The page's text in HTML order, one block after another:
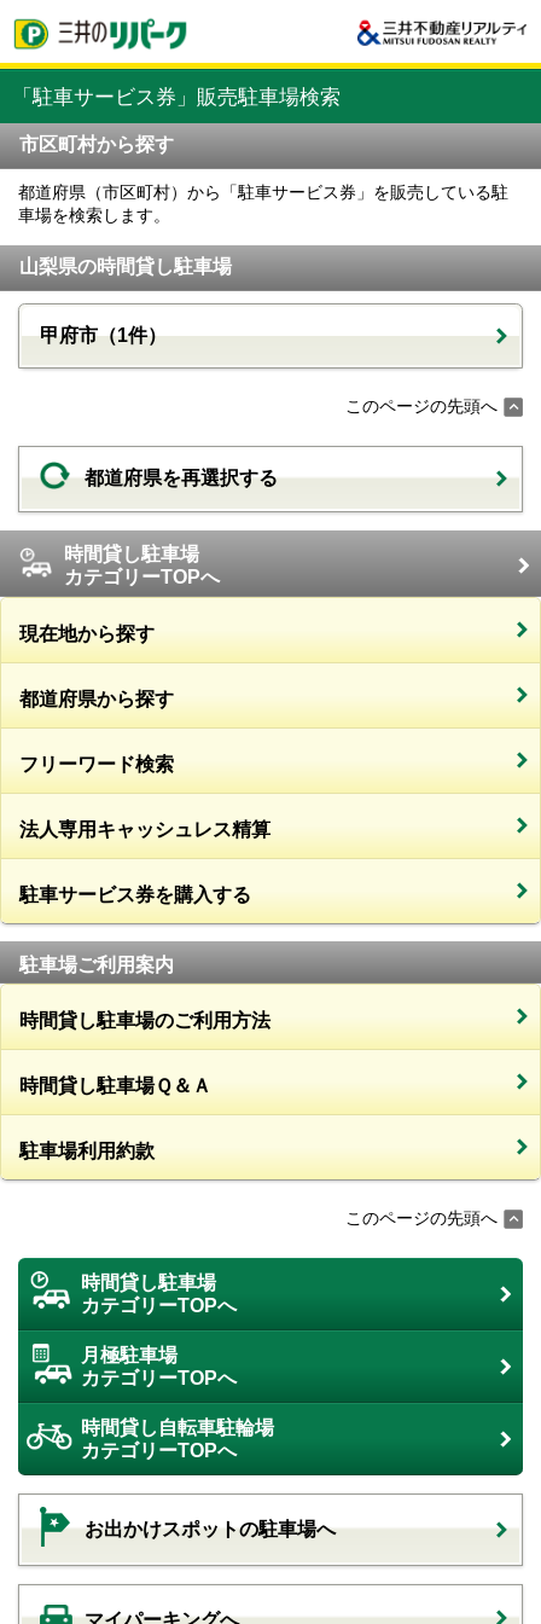
「駐車サービス券」販売駐車場検索
市区町村から探す
都道府県（市区町村）から「駐車サービス券」を販売している駐
車場を検索します。
山梨県の時間貸し駐車場
甲府市（1件）
このページの先頭へ
都道府県を再選択する
時間貸し駐車場
カテゴリーTOPへ
現在地から探す
都道府県から探す
フリーワード検索
法人専用キャッシュレス精算
駐車サービス券を購入する
駐車場ご利用案内
時間貸し駐車場のご利用方法
時間貸し駐車場Ｑ＆Ａ
駐車場利用約款
このページの先頭へ
時間貸し駐車場
カテゴリーTOPへ
月極駐車場
カテゴリーTOPへ
時間貸し自転車駐輪場
カテゴリーTOPへ
お出かけスポットの駐車場へ
マイパーキングへ